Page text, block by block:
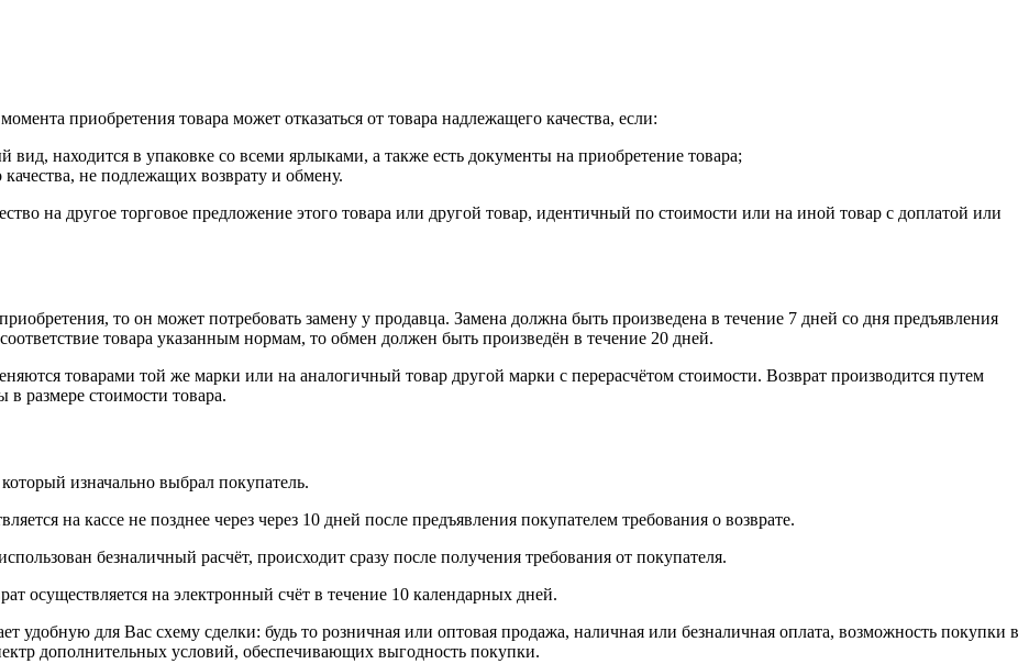
приобретения товара может отказаться от товара надлежащего качества, если:
находится в упаковке со всеми ярлыками, а также есть документы на приобретение товара;
не подлежащих возврату и обмену.
на другое торговое предложение этого товара или другой товар, идентичный по стоимости или на иной товар с доплатой или
то он может потребовать замену у продавца. Замена должна быть произведена в течение 7 дней со дня предъявления
товара указанным нормам, то обмен должен быть произведён в течение 20 дней.
товарами той же марки или на аналогичный товар другой марки с перерасчётом стоимости. Возврат производится путем
размере стоимости товара.
изначально выбрал покупатель.
на кассе не позднее через через 10 дней после предъявления покупателем требования о возврате.
безналичный расчёт, происходит сразу после получения требования от покупателя.
осуществляется на электронный счёт в течение 10 календарных дней.
для Вас схему сделки: будь то розничная или оптовая продажа, наличная или безналичная оплата, возможность покупки в
дополнительных условий, обеспечивающих выгодность покупки.